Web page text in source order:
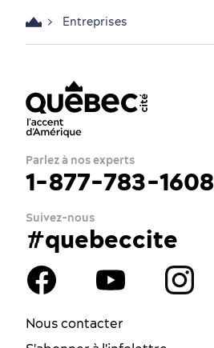
Entreprises
Parlez à nos experts
1-877-783-1608
Suivez-nous
#quebeccite
Nous contacter